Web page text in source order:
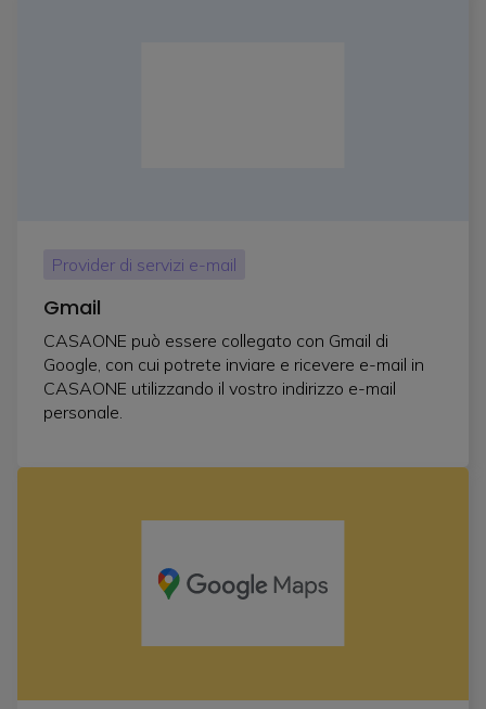
Provider di servizi e-mail
Gmail
CASAONE può essere collegato con Gmail di
Google, con cui potrete inviare e ricevere e-mail in
CASAONE utilizzando il vostro indirizzo e-mail
personale.